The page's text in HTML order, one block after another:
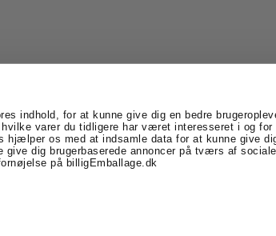
indhold, for at kunne give dig en bedre
varer du tidligere har været interesseret i og for
hjælper os med at indsamle data for at kunne give
give dig brugerbaserede annoncer på tværs af
på billigEmballage.dk
Telefonnr.: 69170005 E-mail :
Facebook
Linkedin